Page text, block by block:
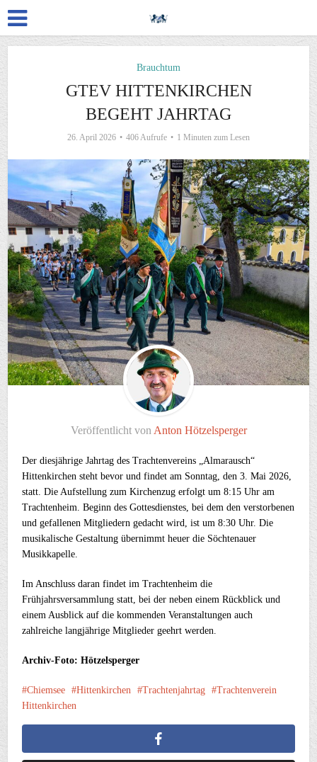
Brauchtum
GTEV HITTENKIRCHEN
BEGEHT JAHRTAG
26. April 2026 406 Aufrufe 1 Minuten zum Lesen
Veröffentlicht von Anton Hötzelsperger
Der diesjährige Jahrtag des Trachtenvereins „Almarausch“
Hittenkirchen steht bevor und findet am Sonntag, den 3. Mai 2026,
statt. Die Aufstellung zum Kirchenzug erfolgt um 8:15 Uhr am
Trachtenheim. Beginn des Gottesdienstes, bei dem den verstorbenen
und gefallenen Mitgliedern gedacht wird, ist um 8:30 Uhr. Die
musikalische Gestaltung übernimmt heuer die Söchtenauer
Musikkapelle.
Im Anschluss daran findet im Trachtenheim die
Frühjahrsversammlung statt, bei der neben einem Rückblick und
einem Ausblick auf die kommenden Veranstaltungen auch
zahlreiche langjährige Mitglieder geehrt werden.
Archiv-Foto: Hötzelsperger
Chiemsee Hittenkirchen Trachtenjahrtag
Trachtenverein
Hittenkirchen